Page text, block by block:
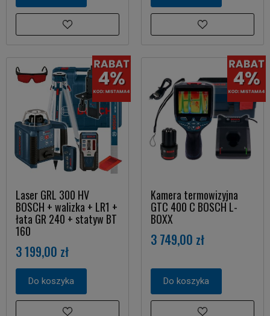
Laser GRL 300 HV
BOSCH + walizka + LR1 +
łata GR 240 + statyw BT
160
3 199,00 zł
Do koszyka
Kamera termowizyjna
GTC 400 C BOSCH L-
BOXX
3 749,00 zł
Do koszyka